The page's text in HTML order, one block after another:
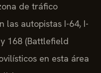
de tráfico
las autopistas I-64, I-
168 (Battlefield
en esta área